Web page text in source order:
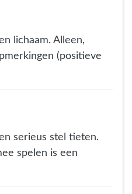
lichaam. Alleen,
(positieve
serieus stel tieten.
spelen is een